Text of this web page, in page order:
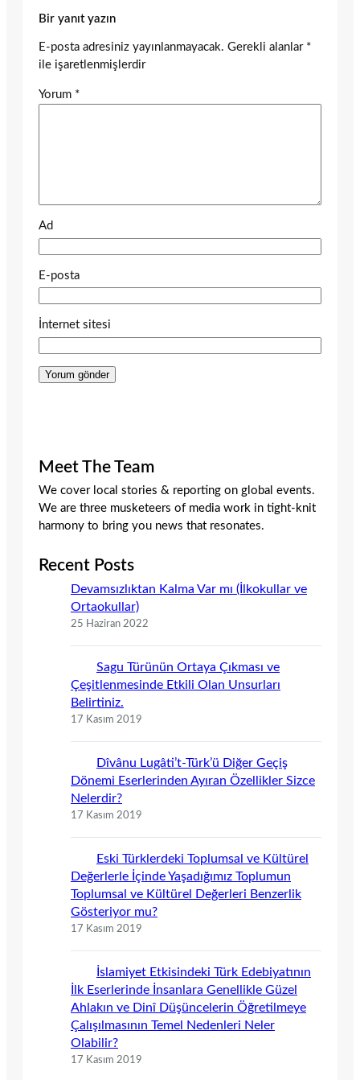
Bir yanıt yazın
E-posta adresiniz yayınlanmayacak. Gerekli alanlar *
ile işaretlenmişlerdir
Yorum *
Ad
E-posta
İnternet sitesi
Meet The Team
We cover local stories & reporting on global events.
We are three musketeers of media work in tight-knit
harmony to bring you news that resonates.
Recent Posts
Devamsızlıktan Kalma Var mı (İlkokullar ve
Ortaokullar)
25 Haziran 2022
Sagu Türünün Ortaya Çıkması ve
Çeşitlenmesinde Etkili Olan Unsurları
Belirtiniz.
17 Kasım 2019
Dîvânu Lugâti’t-Türk’ü Diğer Geçiş
Dönemi Eserlerinden Ayıran Özellikler Sizce
Nelerdir?
17 Kasım 2019
Eski Türklerdeki Toplumsal ve Kültürel
Değerlerle İçinde Yaşadığımız Toplumun
Toplumsal ve Kültürel Değerleri Benzerlik
Gösteriyor mu?
17 Kasım 2019
İslamiyet Etkisindeki Türk Edebiyatının
İlk Eserlerinde İnsanlara Genellikle Güzel
Ahlakın ve Dinî Düşüncelerin Öğretilmeye
Çalışılmasının Temel Nedenleri Neler
Olabilir?
17 Kasım 2019